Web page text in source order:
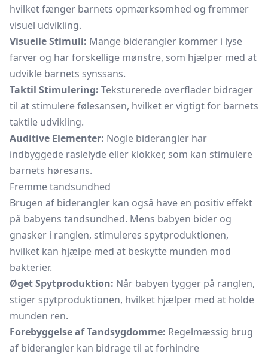
hvilket fænger barnets opmærksomhed og fremmer
visuel udvikling.
Visuelle Stimuli: Mange biderangler kommer i lyse
farver og har forskellige mønstre, som hjælper med at
udvikle barnets synssans.
Taktil Stimulering: Teksturerede overflader bidrager
til at stimulere følesansen, hvilket er vigtigt for barnets
taktile udvikling.
Auditive Elementer: Nogle biderangler har
indbyggede raslelyde eller klokker, som kan stimulere
barnets høresans.
Fremme tandsundhed
Brugen af biderangler kan også have en positiv effekt
på babyens tandsundhed. Mens babyen bider og
gnasker i ranglen, stimuleres spytproduktionen,
hvilket kan hjælpe med at beskytte munden mod
bakterier.
Øget Spytproduktion: Når babyen tygger på ranglen,
stiger spytproduktionen, hvilket hjælper med at holde
munden ren.
Forebyggelse af Tandsygdomme: Regelmæssig brug
af biderangler kan bidrage til at forhindre